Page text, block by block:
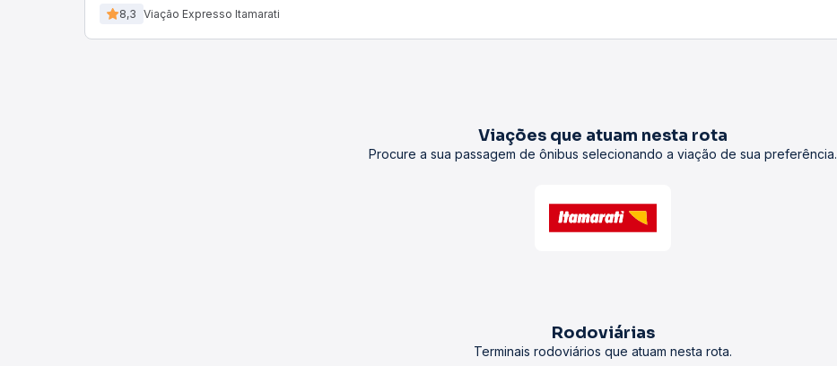
8,3 Viação Expresso Itamarati
Viações que atuam nesta rota
Procure a sua passagem de ônibus selecionando a viação de sua preferência.
Rodoviárias
Terminais rodoviários que atuam nesta rota.